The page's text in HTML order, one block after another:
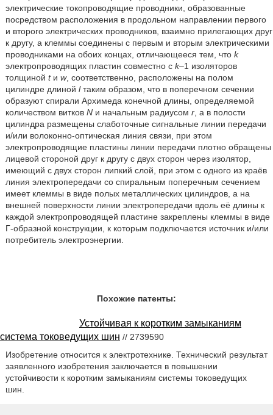
электрические токопроводящие проводники, образованные
посредством расположения в продольном направлении первого
и второго электрических проводников, взаимно прилегающих друг
к другу, а клеммы соединены с первым и вторым электрическими
проводниками на обоих концах, отличающееся тем, что k
электропроводящих пластин совместно с k–1 изоляторов
толщиной tи w, соответственно, расположены на полом
цилиндре длиной lтаким образом, что в поперечном сечении
образуют спирали Архимеда конечной длины, определяемой
количеством витков Nи начальным радиусом r, а в полости
цилиндра размещены слаботочные сигнальные линии передачи
и/или волоконно-оптическая линия связи, при этом
электропроводящие пластины линии передачи плотно обращены
лицевой стороной друг к другу с двух сторон через изолятор,
имеющий с двух сторон липкий слой, при этом с одного из краёв
линия электропередачи со спиральным поперечным сечением
имеет клеммы в виде полых металлических цилиндров, а на
внешней поверхности линии электропередачи вдоль её длины к
каждой электропроводящей пластине закреплены клеммы в виде
Г-образной конструкции, к которым подключается источник и/или
потребитель электроэнергии.
Похожие патенты:
Устойчивая к коротким замыканиям
система токоведущих шин // 2739590
Изобретение относится к электротехнике. Технический результат
заявленного изобретения заключается в повышении
устойчивости к коротким замыканиям системы токоведущих
шин.